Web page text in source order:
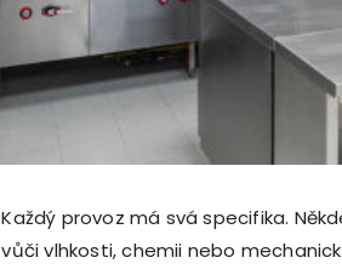
Každý provoz má svá specifika.
vůči vlhkosti, chemii nebo